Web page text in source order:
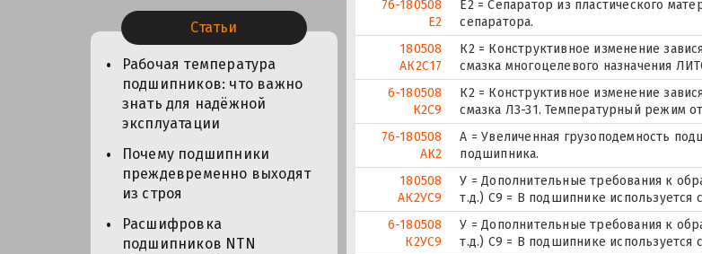
Статьи
Рабочая температура
подшипников: что важно
знать для надёжной
эксплуатации
Почему подшипники
преждевременно выходят
из строя
Расшифровка
подшипников NTN
76-180508
Е2
Е2 = Сепаратор из пластического
сепаратора.
180508
АК2С17
К2 = Конструктивное изменение
смазка многоцелевого назначения
6-180508
К2С9
К2 = Конструктивное изменение
смазка Л3-31. Температурный режим
76-180508
АК2
А = Увеличенная грузоподемность
подшипника.
180508
АК2УС9
У = Дополнительные требования к
т.д.) С9 = В подшипнике используется
6-180508
К2УС9
У = Дополнительные требования к
т.д.) С9 = В подшипнике используется